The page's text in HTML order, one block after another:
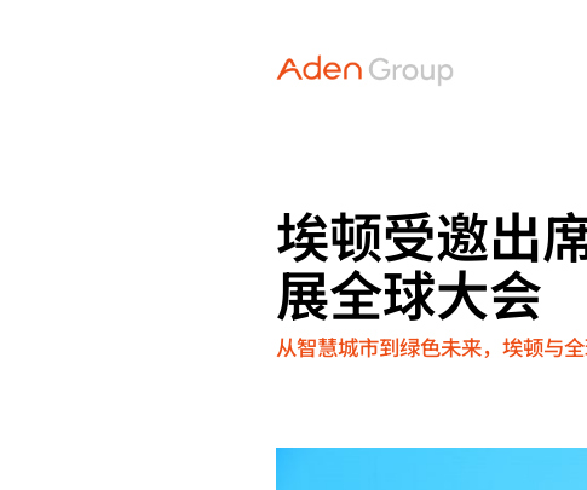
埃顿受邀出
展全球大会
从智慧城市到绿色未来，埃顿与